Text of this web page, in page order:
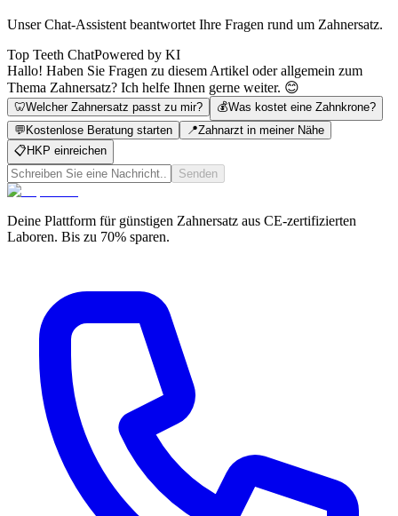
Unser Chat-Assistent beantwortet Ihre Fragen rund um Zahnersatz.
Top Teeth ChatPowered by KI
Hallo! Haben Sie Fragen zu diesem Artikel oder allgemein zum
Thema Zahnersatz? Ich helfe Ihnen gerne weiter. 😊
🦷Welcher Zahnersatz passt zu mir? 💰Was kostet eine Zahnkrone?
💬 Kostenlose Beratung starten 📍Zahnarzt in meiner Nähe
📋 HKP einreichen
Senden
Deine Plattform für günstigen Zahnersatz aus CE-zertifizierten
Laboren. Bis zu 70% sparen.